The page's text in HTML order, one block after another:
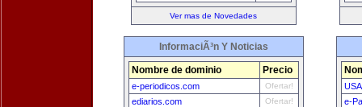
Ver mas de Novedades
InformaciÃ³n Y Noticias
Nombre de dominio Precio
e-periodicos.com Ofertar!
ediarios.com Ofertar!
e-